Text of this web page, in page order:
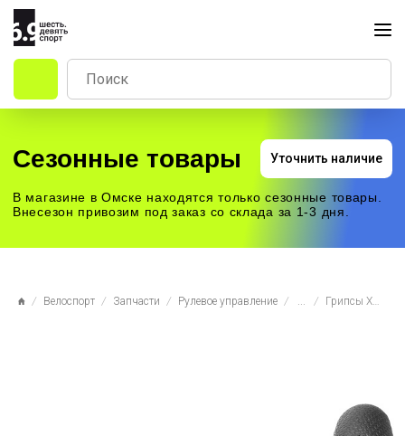
Сезонные товары
В магазине в Омске находятся только сезонные товары.
Внесезон привозим под заказ со склада за 1-3 дня.
Велоспорт Запчасти Рулевое управление